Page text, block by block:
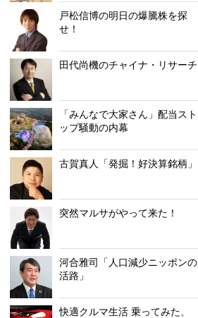
戸松信博の明日の爆騰株を探
せ！
田代尚機のチャイナ・リサーチ
「みんなで大家さん」配当スト
ップ騒動の内幕
古賀真人「発掘！好決算銘柄」
突然マルサがやって来た！
河合雅司「人口減少ニッポンの
活路」
快適クルマ生活 乗ってみた、